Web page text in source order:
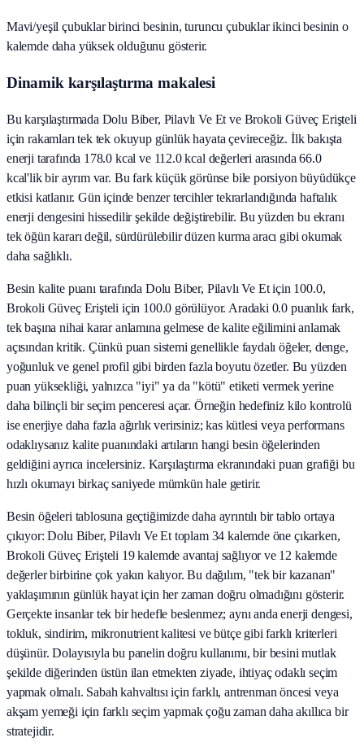
Mavi/yeşil çubuklar birinci besinin, turuncu çubuklar ikinci besinin o
kalemde daha yüksek olduğunu gösterir.
Dinamik karşılaştırma makalesi
Bu karşılaştırmada Dolu Biber, Pilavlı Ve Et ve Brokoli Güveç Erişteli
için rakamları tek tek okuyup günlük hayata çevireceğiz. İlk bakışta
enerji tarafında 178.0 kcal ve 112.0 kcal değerleri arasında 66.0
kcal'lik bir ayrım var. Bu fark küçük görünse bile porsiyon büyüdükçe
etkisi katlanır. Gün içinde benzer tercihler tekrarlandığında haftalık
enerji dengesini hissedilir şekilde değiştirebilir. Bu yüzden bu ekranı
tek öğün kararı değil, sürdürülebilir düzen kurma aracı gibi okumak
daha sağlıklı.
Besin kalite puanı tarafında Dolu Biber, Pilavlı Ve Et için 100.0,
Brokoli Güveç Erişteli için 100.0 görülüyor. Aradaki 0.0 puanlık fark,
tek başına nihai karar anlamına gelmese de kalite eğilimini anlamak
açısından kritik. Çünkü puan sistemi genellikle faydalı öğeler, denge,
yoğunluk ve genel profil gibi birden fazla boyutu özetler. Bu yüzden
puan yüksekliği, yalnızca "iyi" ya da "kötü" etiketi vermek yerine
daha bilinçli bir seçim penceresi açar. Örneğin hedefiniz kilo kontrolü
ise enerjiye daha fazla ağırlık verirsiniz; kas kütlesi veya performans
odaklıysanız kalite puanındaki artıların hangi besin öğelerinden
geldiğini ayrıca incelersiniz. Karşılaştırma ekranındaki puan grafiği bu
hızlı okumayı birkaç saniyede mümkün hale getirir.
Besin öğeleri tablosuna geçtiğimizde daha ayrıntılı bir tablo ortaya
çıkıyor: Dolu Biber, Pilavlı Ve Et toplam 34 kalemde öne çıkarken,
Brokoli Güveç Erişteli 19 kalemde avantaj sağlıyor ve 12 kalemde
değerler birbirine çok yakın kalıyor. Bu dağılım, "tek bir kazanan"
yaklaşımının günlük hayat için her zaman doğru olmadığını gösterir.
Gerçekte insanlar tek bir hedefle beslenmez; aynı anda enerji dengesi,
tokluk, sindirim, mikronutrient kalitesi ve bütçe gibi farklı kriterleri
düşünür. Dolayısıyla bu panelin doğru kullanımı, bir besini mutlak
şekilde diğerinden üstün ilan etmekten ziyade, ihtiyaç odaklı seçim
yapmak olmalı. Sabah kahvaltısı için farklı, antrenman öncesi veya
akşam yemeği için farklı seçim yapmak çoğu zaman daha akıllıca bir
stratejidir.